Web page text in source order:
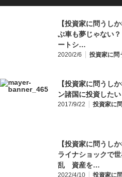
【投資家に問うし
ぶ車も夢じゃない
ートシ…
2020/2/6 投資家に問
【投資家に問うし
ン諸国に投資した
2017/9/22 投資家に
【投資家に問うし
ライナショックで
乱 資産を…
2022/4/10 投資家に